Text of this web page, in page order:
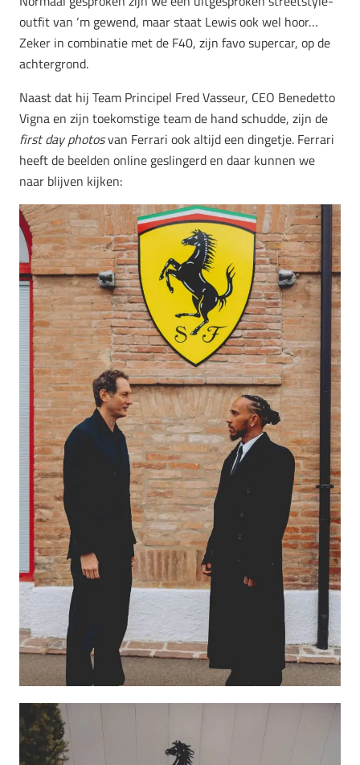
outfit van ‘m gewend, maar staat Lewis ook wel hoor…
Zeker in combinatie met de F40, zijn favo supercar, op de
achtergrond.
Naast dat hij Team Principel Fred Vasseur, CEO Benedetto
Vigna en zijn toekomstige team de hand schudde, zijn de
first day photosvan Ferrari ook altijd een dingetje. Ferrari
heeft de beelden online geslingerd en daar kunnen we
naar blijven kijken: